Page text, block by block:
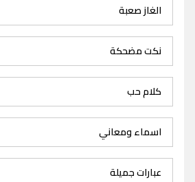
الغاز صعبة
نكت مضحكة
كلام حب
اسماء ومعاني
عبارات جميلة